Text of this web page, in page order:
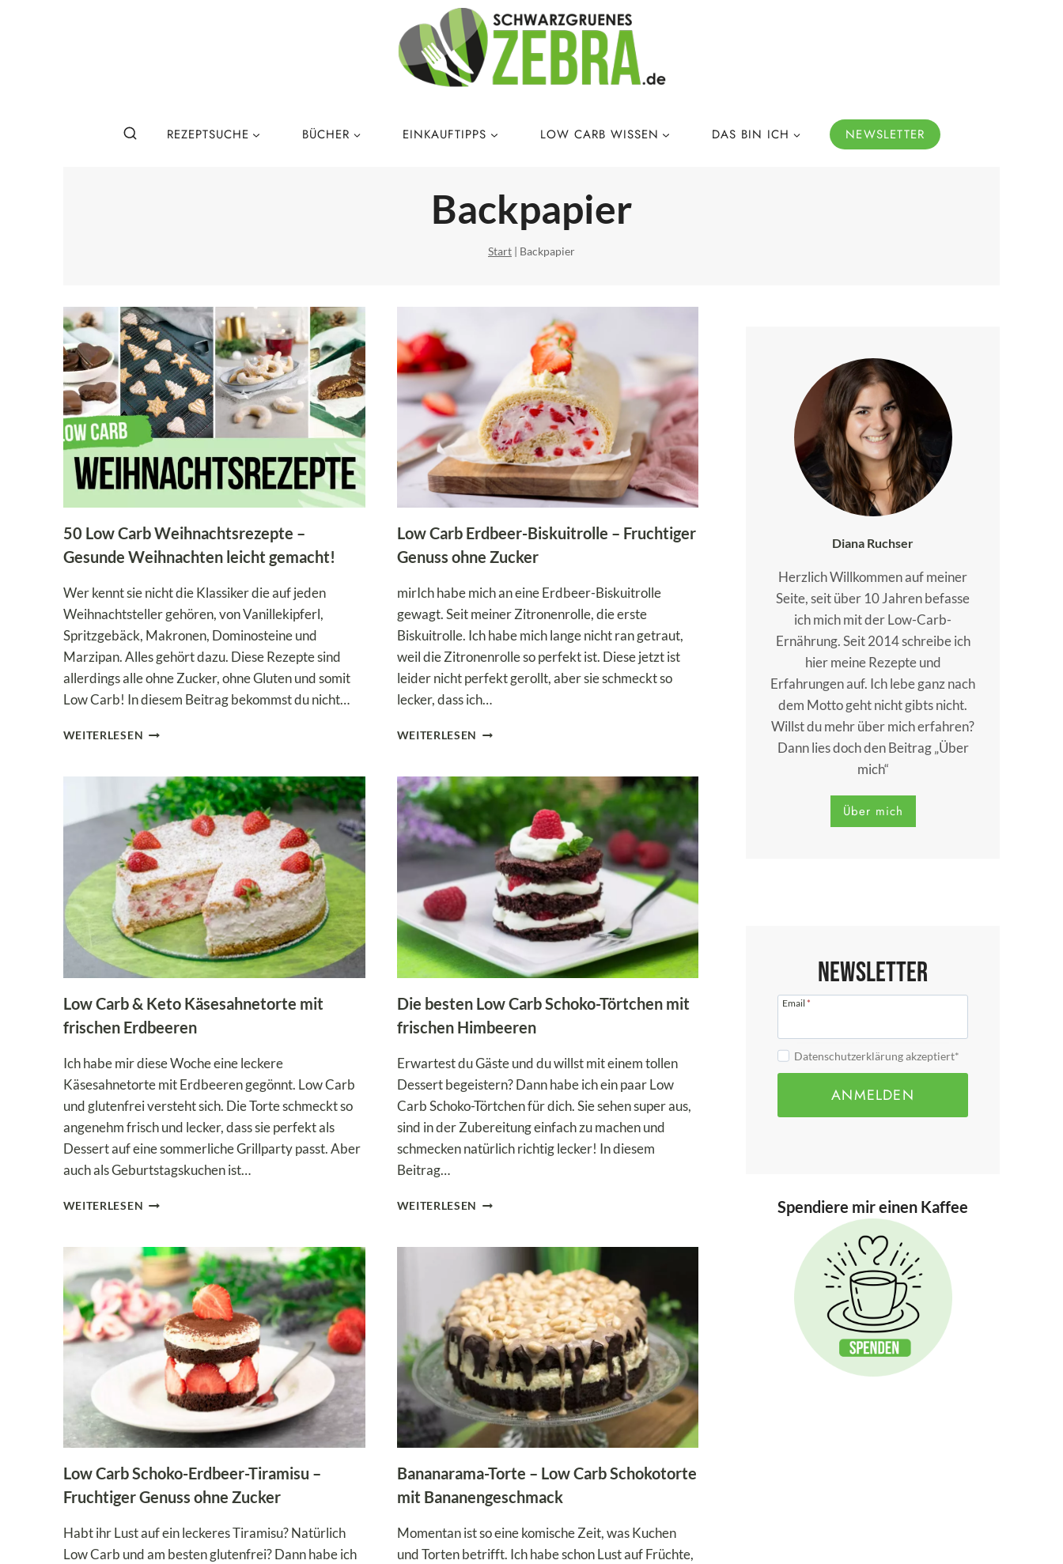
REZEPTSUCHE BÜCHER EINKAUFTIPPS LOW CARB WISSEN DAS BIN ICH NEWSLETTER
Backpapier
Start | Backpapier
50 Low Carb Weihnachtsrezepte –
Gesunde Weihnachten leicht gemacht!
Wer kennt sie nicht die Klassiker die auf jeden
Weihnachtsteller gehören, von Vanillekipferl,
Spritzgebäck, Makronen, Dominosteine und
Marzipan. Alles gehört dazu. Diese Rezepte sind
allerdings alle ohne Zucker, ohne Gluten und somit
Low Carb! In diesem Beitrag bekommst du nicht…
WEITERLESEN
WEIHNACHTSREZEPTE
–
GESUNDE
WEIHNACHTEN
LEICHT
GEMACHT!
Low Carb Erdbeer-Biskuitrolle – Fruchtiger
Genuss ohne Zucker
mirIch habe mich an eine Erdbeer-Biskuitrolle
gewagt. Seit meiner Zitronenrolle, die erste
Biskuitrolle. Ich habe mich lange nicht ran getraut,
weil die Zitronenrolle so perfekt ist. Diese jetzt ist
leider nicht perfekt gerollt, aber sie schmeckt so
lecker, dass ich…
WEITERLESEN LOW
BISKUITROLLE
–
FRUCHTIGER
GENUSS
OHNE
ZUCKER
Low Carb & Keto Käsesahnetorte mit
frischen Erdbeeren
Ich habe mir diese Woche eine leckere
Käsesahnetorte mit Erdbeeren gegönnt. Low Carb
und glutenfrei versteht sich. Die Torte schmeckt so
angenehm frisch und lecker, dass sie perfekt als
Dessert auf eine sommerliche Grillparty passt. Aber
auch als Geburtstagskuchen ist…
WEITERLESEN LOW
KETO
KÄSESAHNETORTE
MIT
FRISCHEN
ERDBEEREN
Die besten Low Carb Schoko-Törtchen mit
frischen Himbeeren
Erwartest du Gäste und du willst mit einem tollen
Dessert begeistern? Dann habe ich ein paar Low
Carb Schoko-Törtchen für dich. Sie sehen super aus,
sind in der Zubereitung einfach zu machen und
schmecken natürlich richtig lecker! In diesem
Beitrag…
WEITERLESEN DIE
CARB
SCHOKO-
TÖRTCHEN
MIT
FRISCHEN
HIMBEEREN
Low Carb Schoko-Erdbeer-Tiramisu –
Fruchtiger Genuss ohne Zucker
Habt ihr Lust auf ein leckeres Tiramisu? Natürlich
Low Carb und am besten glutenfrei? Dann habe ich
Bananarama-Torte – Low Carb Schokotorte
mit Bananengeschmack
Momentan ist so eine komische Zeit, was Kuchen
und Torten betrifft. Ich habe schon Lust auf Früchte,
Diana Ruchser
Herzlich Willkommen auf meiner
Seite, seit über 10 Jahren befasse
ich mich mit der Low-Carb-
Ernährung. Seit 2014 schreibe ich
hier meine Rezepte und
Erfahrungen auf. Ich lebe ganz nach
dem Motto geht nicht gibts nicht.
Willst du mehr über mich erfahren?
Dann lies doch den Beitrag „Über
mich“
Über mich
Newsletter
Email *
Datenschutzerklärung akzeptiert*
ANMELDEN
Spendiere mir einen Kaffee